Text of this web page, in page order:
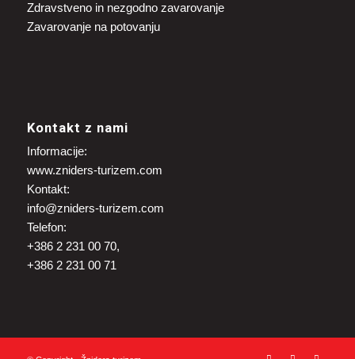
Zdravstveno in nezgodno zavarovanje
Zavarovanje na potovanju
Kontakt z nami
Informacije:
www.zniders-turizem.com
Kontakt:
info@zniders-turizem.com
Telefon:
+386 2 231 00 70,
+386 2 231 00 71